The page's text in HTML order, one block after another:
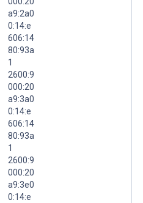
a9:2a0
0:14:e
606:14
80:93a
1
2600:9
000:20
a9:3a0
0:14:e
606:14
80:93a
1
2600:9
000:20
a9:3e0
0:14:e